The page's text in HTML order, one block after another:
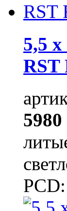
5,5
RST
5980